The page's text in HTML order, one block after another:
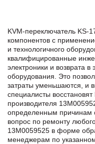
KVM-переключатель KS-
компонентов с
и технологичного
квалифицированные
электроники и возврата
оборудования. Это
затраты уменьшаются, и
специалисты
производителя
определенным причинам
вопрос по ремонту
13M0059525 в формe
менеджерам по